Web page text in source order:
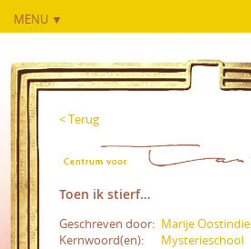
MENU ▼
< Terug
Toen ik stierf…
Geschreven door: Marije Oostindie
Kernwoord(en):
Mysterieschool